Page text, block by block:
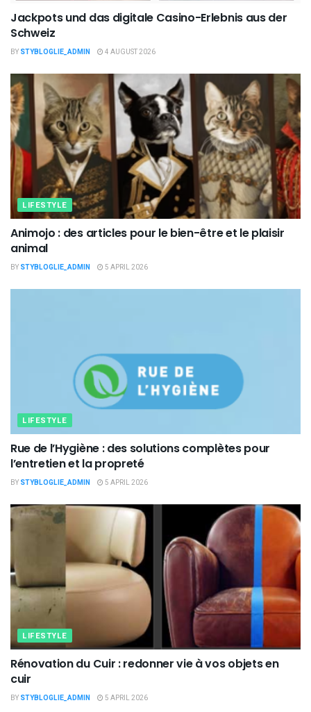
Jackpots und das digitale Casino-Erlebnis aus der
Schweiz
BY STYBLOGLIE_ADMIN 4 AUGUST 2026
LIFESTYLE
Animojo : des articles pour le bien-être et le plaisir
animal
BY STYBLOGLIE_ADMIN 5 APRIL 2026
LIFESTYLE
Rue de l’Hygiène : des solutions complètes pour
l’entretien et la propreté
BY STYBLOGLIE_ADMIN 5 APRIL 2026
LIFESTYLE
Rénovation du Cuir : redonner vie à vos objets en
cuir
BY STYBLOGLIE_ADMIN 5 APRIL 2026